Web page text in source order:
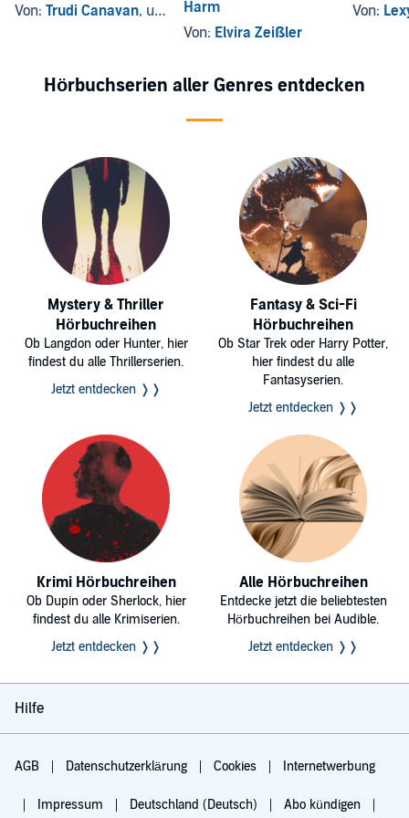
Von: Trudi Canavan, und andere
Harm
Von: Elvira Zeißler
Von:
Hörbuchserien aller Genres entdecken
Mystery & Thriller
Hörbuchreihen
Ob Langdon oder Hunter, hier
findest du alle Thrillerserien.
Jetzt entdecken ❭❭
Fantasy & Sci-Fi
Hörbuchreihen
Ob Star Trek oder Harry Potter,
hier findest du alle
Fantasyserien.
Jetzt entdecken ❭❭
Krimi Hörbuchreihen
Ob Dupin oder Sherlock, hier
findest du alle Krimiserien.
Jetzt entdecken ❭❭
Alle Hörbuchreihen
Entdecke jetzt die beliebtesten
Hörbuchreihen bei Audible.
Jetzt entdecken ❭❭
Hilfe
AGB Datenschutzerklärung Cookies Internetwerbung
Impressum Deutschland (Deutsch) Abo kündigen